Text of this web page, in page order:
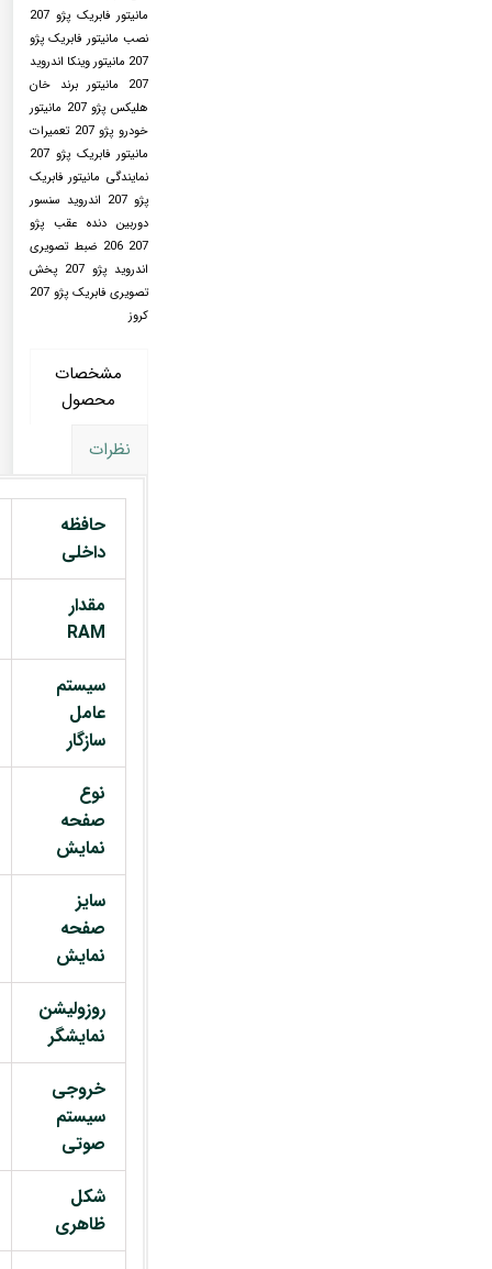
مانیتور فابریک پژو 207
نصب مانیتور فابریک پژو
207 مانیتور وینکا اندروید
207 مانیتور برند خان
هلیکس پژو 207 مانیتور
خودرو پژو 207 تعمیرات
مانیتور فابریک پژو 207
نمایندگی مانیتور فابریک
پژو 207 اندروید سنسور
دوربین دنده عقب پژو
207 206 ضبط تصویری
اندروید پژو 207 پخش
تصویری فابریک پژو 207
کروز
مشخصات
محصول
نظرات
حافظه
داخلی
مقدار
RAM
سیستم
عامل
سازگار
نوع
صفحه
نمایش
سایز
صفحه
نمایش
روزولیشن
نمایشگر
خروجی
سیستم
صوتی
شکل
ظاهری